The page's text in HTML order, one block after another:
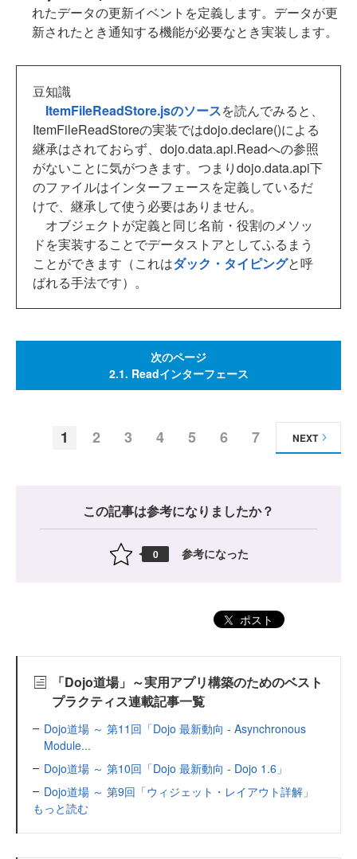
れたデータの更新イベントを定義します。データが更
新されたとき通知する機能が必要なとき実装します。
豆知識
ItemFileReadStore.jsのソースを読んでみると、
ItemFileReadStoreの実装ではdojo.declare()による
継承はされておらず、dojo.data.api.Readへの参照
がないことに気がつきます。つまりdojo.data.api下
のファイルはインターフェースを定義しているだ
けで、継承して使う必要はありません。
オブジェクトが定義と同じ名前・役割のメソッ
ドを実装することでデータストアとしてふるまう
ことができます（これはダック・タイピングと呼
ばれる手法です）。
次のページ
2.1. Readインターフェース
1 2 3 4 5 6 7 NEXT
この記事は参考になりましたか？
0 参考になった
ポスト
「Dojo道場」～実用アプリ構築のためのベスト
プラクティス連載記事一覧
Dojo道場 ～ 第11回「Dojo 最新動向 - Asynchronous
Module...
Dojo道場 ～ 第10回「Dojo 最新動向 - Dojo 1.6」
Dojo道場 ～ 第9回「ウィジェット・レイアウト詳解」
もっと読む